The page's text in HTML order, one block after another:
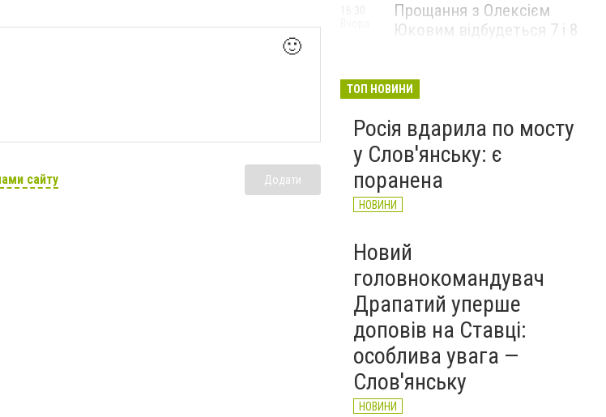
🙂
сайту Додати
Прощання з Олексієм
Юковим відбудеться 7 і 8
ТОП НОВИНИ
Росія вдарила по мосту
у Слов'янську: є
поранена
НОВИНИ
Новий
головнокомандувач
Драпатий уперше
доповів на Ставці:
особлива увага —
Слов'янську
НОВИНИ